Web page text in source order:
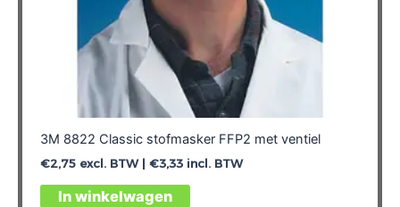
3M 8822 Classic stofmasker FFP2 met ventiel
€2,75excl. BTW | €3,33incl. BTW
In winkelwagen